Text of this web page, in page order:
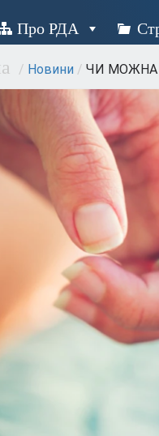
Про РДА
/ Новини / ЧИ МОЖНА